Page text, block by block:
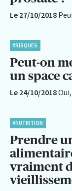
Le 27/10/2018
#RISQUES
Peut-on
un space
Le 24/10/2018
#NUTRITION
Prendre
vraiment